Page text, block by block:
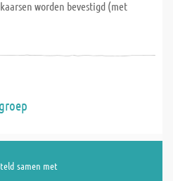
worden bevestigd (met
samen met